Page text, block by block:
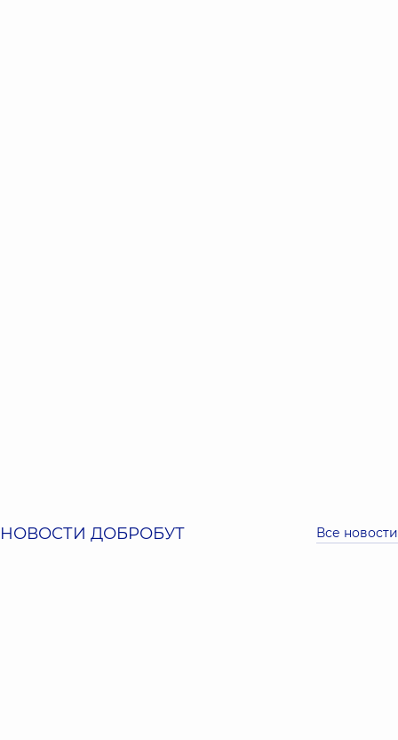
НОВОСТИ ДОБРОБУТ Все новости